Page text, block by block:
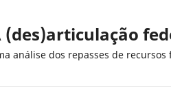
(des)articulação
análise dos repasses de recursos